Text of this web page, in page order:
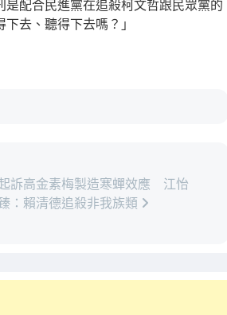
配合民進黨在追殺柯文哲跟民眾黨的
去、聽得下去嗎？」
訴高金素梅製造寒蟬效應 江怡
：賴清德追殺非我族類